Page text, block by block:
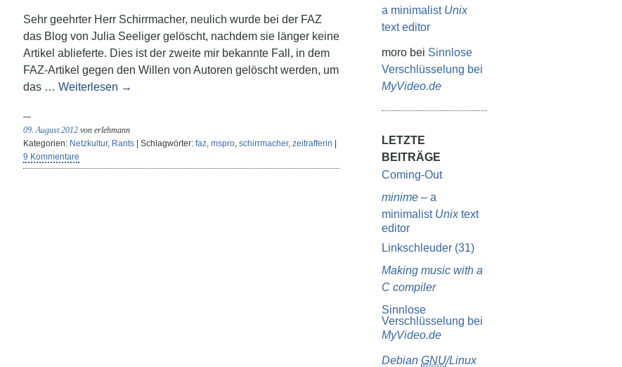
Sehr geehrter Herr Schirrmacher, neulich wurde bei der FAZ
das Blog von Julia Seeliger gelöscht, nachdem sie länger keine
Artikel ablieferte. Dies ist der zweite mir bekannte Fall, in dem
FAZ-Artikel gegen den Willen von Autoren gelöscht werden, um
das … Weiterlesen →
09. August 2012 von erlehmann
Kategorien: Netzkultur, Rants | Schlagwörter: faz, mspro, schirrmacher, zeitrafferin
9 Kommentare
a minimalist Unix
text editor
moro bei Sinnlose
Verschlüsselung bei
MyVideo.de
LETZTE
BEITRÄGE
Coming-Out
minime – a
minimalist Unixtext
editor
Linkschleuder (31)
Making music with a
C compiler
Sinnlose
Verschlüsselung bei
MyVideo.de
DebianGNU/Linux